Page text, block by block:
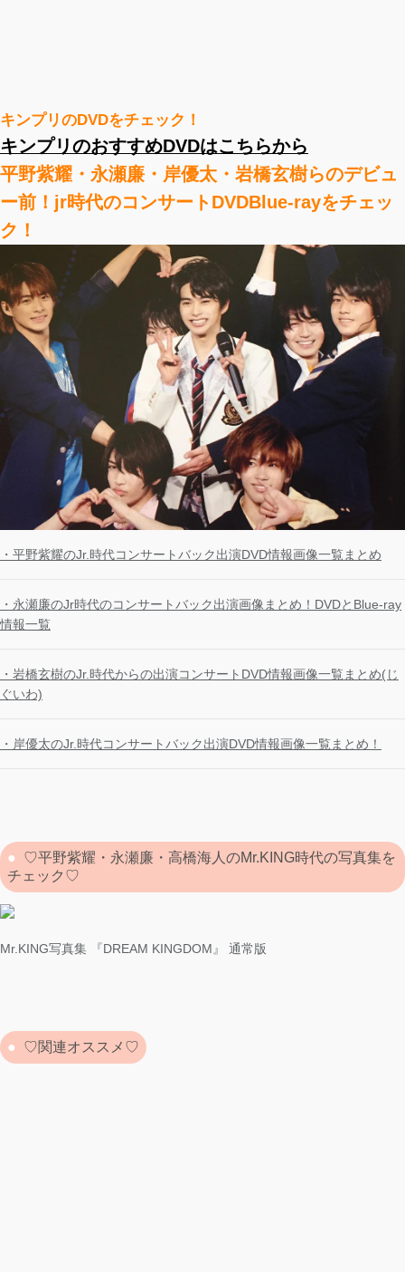
キンプリのDVDをチェック！
キンプリのおすすめDVDはこちらから
平野紫耀・永瀬廉・岸優太・岩橋玄樹らのデビュ
ー前！jr時代のコンサートDVDBlue-rayをチェッ
ク！
・平野紫耀のJr.時代コンサートバック出演DVD情報画像一覧まとめ
・永瀬廉のJr時代のコンサートバック出演画像まとめ！DVDとBlue-ray
情報一覧
・岩橋玄樹のJr.時代からの出演コンサートDVD情報画像一覧まとめ(じ
ぐいわ)
・岸優太のJr.時代コンサートバック出演DVD情報画像一覧まとめ！
♡平野紫耀・永瀬廉・高橋海人のMr.KING時代の写真集を
チェック♡
Mr.KING写真集 『DREAM KINGDOM』 通常版
♡関連オススメ♡